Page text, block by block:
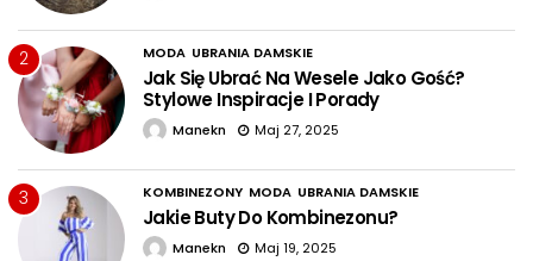
2 MODA UBRANIA DAMSKIE
Jak Się Ubrać Na Wesele Jako Gość?
Stylowe Inspiracje I Porady
Manekn Maj 27, 2025
3 KOMBINEZONY MODA UBRANIA DAMSKIE
Jakie Buty Do Kombinezonu?
Manekn Maj 19, 2025